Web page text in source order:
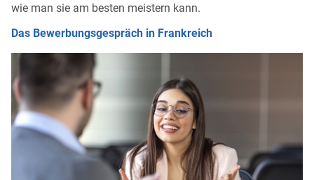
wie man sie am besten meistern kann.
Das Bewerbungsgespräch in Frankreich